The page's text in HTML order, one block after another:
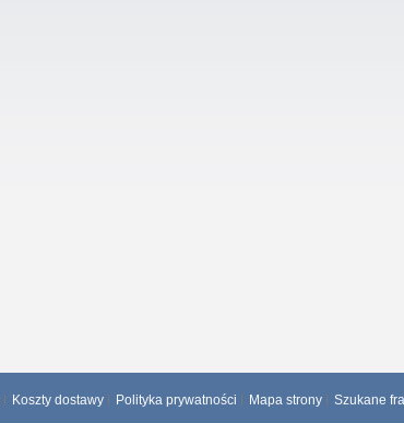
Koszty dostawy Polityka prywatności Mapa strony Szukane